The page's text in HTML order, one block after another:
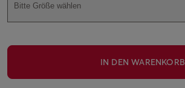
Bitte Größe wählen
IN DEN WARENKORB